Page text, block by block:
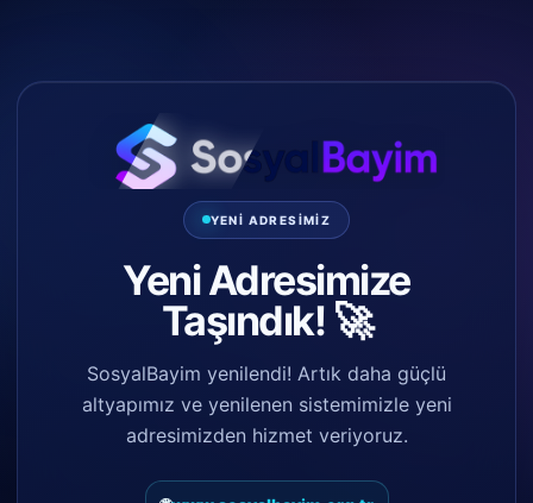
YENI ADRESIMIZ
Yeni Adresimize
Taşındık! 🚀
SosyalBayim yenilendi! Artık daha güçlü
altyapımız ve yenilenen sistemimizle yeni
adresimizden hizmet veriyoruz.